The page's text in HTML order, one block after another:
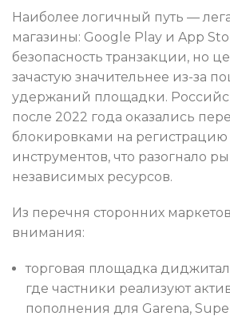
Наиболее логичный путь —
магазины: Google Play и App
безопасность транзакции, но
зачастую значительнее из-за
удержаний площадки.
после 2022 года оказались
блокировками на
инструментов, что разогнало
независимых ресурсов.
Из перечня сторонних
внимания:
торговая площадка
где частники реализуют
пополнения для Garena,